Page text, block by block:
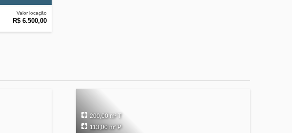
Valor locação
R$ 6.500,00
200,00 m² T
113,00 m² P